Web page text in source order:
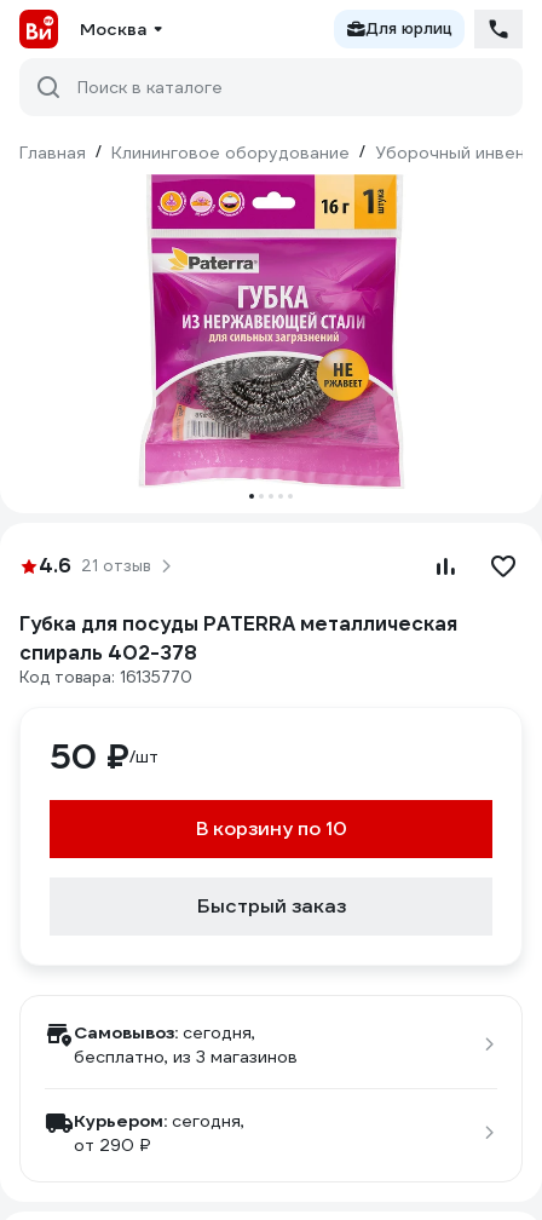
Москва Для юрлиц
Поиск в каталоге
Главная / Клининговое оборудование / Уборочный
4.6 21 отзыв
Губка для посуды PATERRA металлическая
спираль 402-378
Код товара: 16135770
50 ₽/шт
В корзину по 10
Быстрый заказ
Самовывоз: сегодня,
бесплатно, из 3 магазинов
Курьером: сегодня,
от 290 ₽